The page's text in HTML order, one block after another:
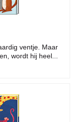
ventje. Maar
wordt hij heel...